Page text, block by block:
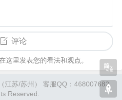
评论
里发表您的看法和观点。
江苏/苏州） 客服QQ：468007682
Reserved.